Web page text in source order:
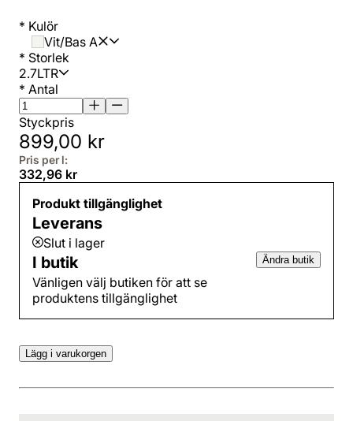
* Kulör
Vit/Bas A
* Storlek
2.7LTR
* Antal
Styckpris
899,00 kr
Pris per l:
332,96 kr
Produkt tillgänglighet
Leverans
Slut i lager
I butik
Vänligen välj butiken för att se
produktens tillgänglighet
Ändra butik
Lägg i varukorgen